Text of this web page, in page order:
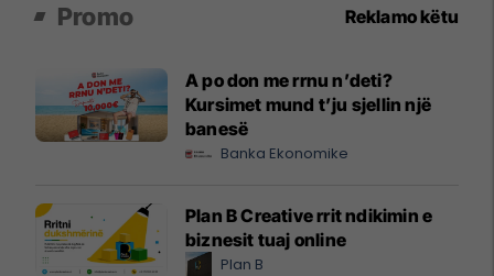
Promo Reklamo këtu
A po don me rrnu n’deti?
Kursimet mund t’ju sjellin një
banesë
Banka Ekonomike
Plan B Creative rrit ndikimin e
biznesit tuaj online
Plan B